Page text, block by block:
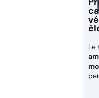
Le